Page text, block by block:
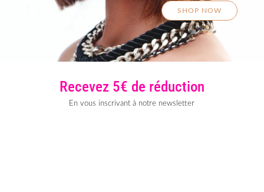
SHOP NOW
Recevez 5€ de réduction
En vous inscrivant à notre newsletter